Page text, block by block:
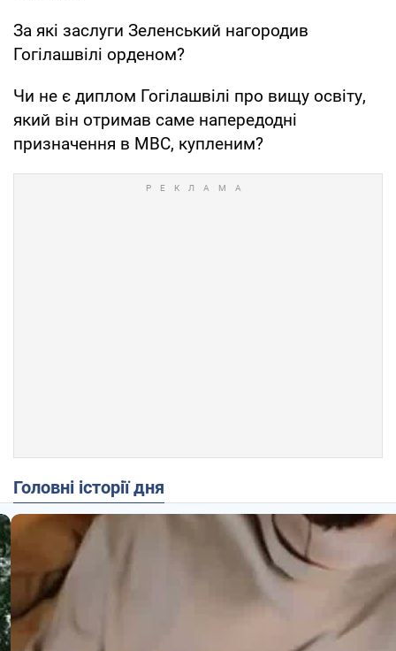
За які заслуги Зеленський нагородив
Гогілашвілі орденом?
Чи не є диплом Гогілашвілі про вищу освіту,
який він отримав саме напередодні
призначення в МВС, купленим?
Головні історії дня